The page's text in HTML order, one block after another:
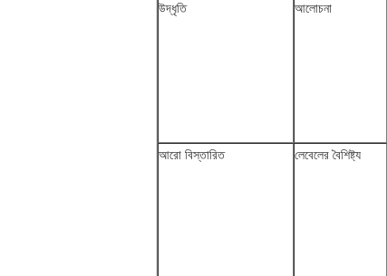
উদ্ধৃতি
আলোচনা
আরো বিস্তারিত
লেবেলের বৈশিষ্ট্য